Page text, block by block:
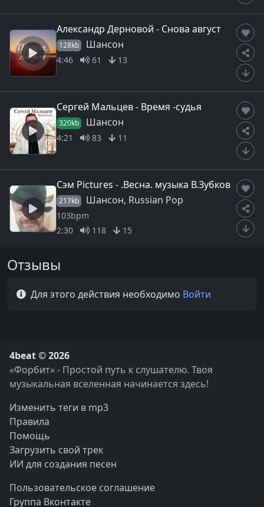
Александр Дерновой - Снова август
128kb Шансон
4:46 61 13
Сергей Мальцев - Время -судья
320kb Шансон
4:21 83 11
Сэм Pictures - .Весна. музыка В.Зубков
217kb Шансон, Russian Pop
103bpm
2:30
118 15
Отзывы
Для этого действия необходимо Войти
4beat © 2026
«Форбит» - Простой путь к слушателю. Твоя
музыкальная вселенная начинается здесь!
Изменить теги в mp3
Правила
Помощь
Загрузить свой трек
ИИ для создания песен
Пользовательское соглашение
Группа Вконтакте